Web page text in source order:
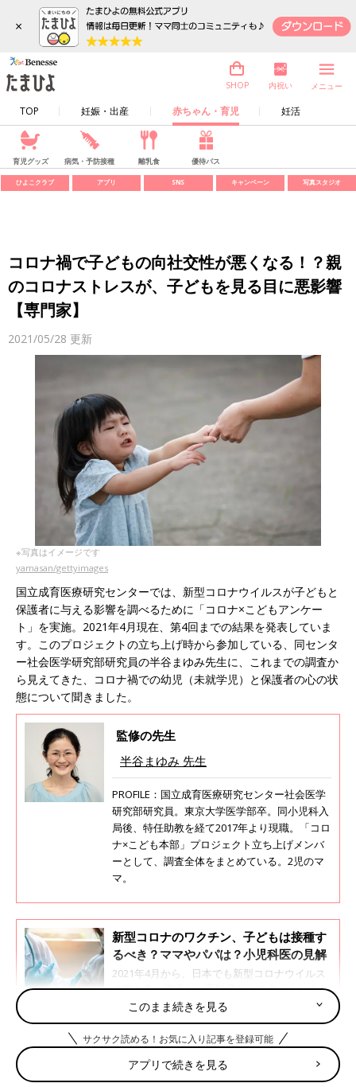
×
TOP 妊娠・出産 赤ちゃん・育児 妊活
SHOP 内祝い メニュー
育児グッズ 病気・予防接種 離乳食 優待パス
ひよこクラブ アプリ SNS キャンペーン 写真スタジオ
コロナ禍で子どもの向社交性が悪くなる！？親
のコロナストレスが、子どもを見る目に悪影響
【専門家】
2021/05/28 更新
※写真はイメージです
yamasan/gettyimages
国立成育医療研究センターでは、新型コロナウイルスが子どもと
保護者に与える影響を調べるために「コロナ×こどもアンケー
ト」を実施。2021年4月現在、第4回までの結果を発表していま
す。このプロジェクトの立ち上げ時から参加している、同センタ
ー社会医学研究部研究員の半谷まゆみ先生に、これまでの調査か
ら見えてきた、コロナ禍での幼児（未就学児）と保護者の心の状
態について聞きました。
監修の先生
半谷まゆみ 先生
PROFILE：国立成育医療研究センター社会医学
研究部研究員。東京大学医学部卒。同小児科入
局後、特任助教を経て2017年より現職。「コロ
ナ×こども本部」プロジェクト立ち上げメンバ
ーとして、調査全体をまとめている。2児のマ
マ。
新型コロナのワクチン、子どもは接種す
るべき？ママやパパは？小児科医の見解
2021年4月から、日本でも新型コロナウイルス
のワクチン接種が、高齢者からスタートしまし
た。いずれママやパパにも順番が回ってくると
考えられますが、漠然とした不安を抱えている
人もいるのではないでしょうか。富山大学附属
病院小児科 種市尋宙先生に、気になる副反応
のことなど、2021年４月27日現在でわかってい
ることを聞きました。
コロナによって幼児の「向社会性の問題」が悪化し
このまま続きを見る
サクサク読める！お気に入り記事を登録可能
アプリで続きを見る